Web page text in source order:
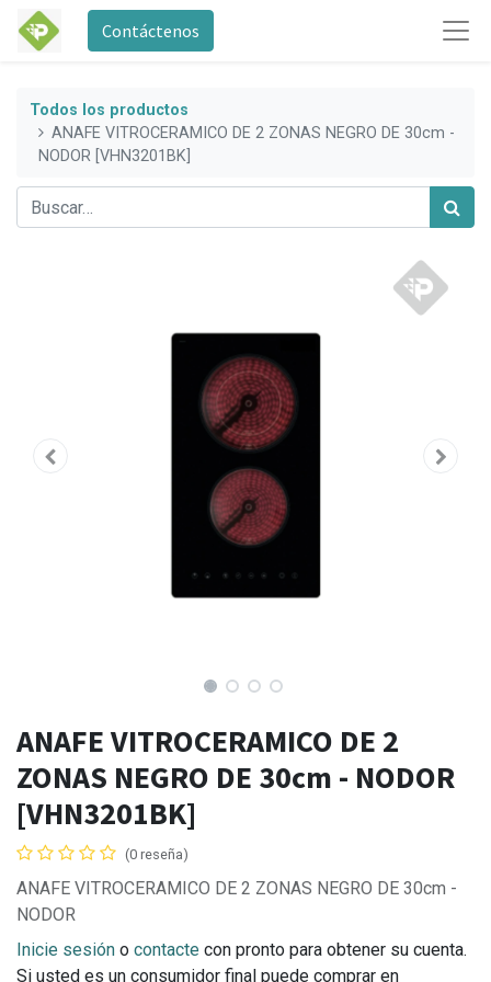
Contáctenos
Todos los productos
ANAFE VITROCERAMICO DE 2 ZONAS NEGRO DE 30cm -
NODOR [VHN3201BK]
ANAFE VITROCERAMICO DE 2
ZONAS NEGRO DE 30cm - NODOR
[VHN3201BK]
(0 reseña)
ANAFE VITROCERAMICO DE 2 ZONAS NEGRO DE 30cm -
NODOR
Inicie sesión o contacte con pronto para obtener su cuenta.
Si usted es un consumidor final puede comprar en